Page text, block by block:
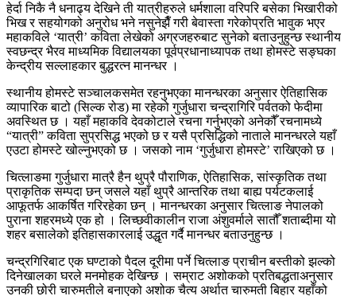
हेर्दा निकै नै धनाढ्य देखिने ती यात्रीहरुले धर्मशाला वरिपरि बसेका भिखारीको
भिख र सहयोगको अनुरोध भने नसुनेझैँ गरी बेवास्ता गरेकोप्रति भावुक भएर
महाकविले ‘यात्री’ कविता लेखेको अग्रजहरुबाट सुनेको बताउनुहुन्छ स्थानीय
स्वछन्द्र भैरव माध्यमिक विद्यालयका पूर्वप्रधानाध्यापक तथा होमस्टे सङ्घका
केन्द्रीय सल्लाहकार बुद्धरत्न मानन्धर ।
स्थानीय होमस्टे सञ्चालकसमेत रहनुभएका मानन्धरका अनुसार ऐतिहासिक
व्यापारिक बाटो (सिल्क रोड) मा रहेको गुर्जुधारा चन्द्रागिरि पर्वतको फेदीमा
अवस्थित छ । यहाँ महाकवि देवकोटाले रचना गर्नुभएको अनेकौँ रचनामध्ये
“यात्री” कविता सुप्रसिद्ध भएको छ र यसै प्रसिद्धिको नाताले मानन्धरले यहाँ
एउटा होमस्टे खोल्नुभएको छ । जसको नाम ‘गुर्जुधारा होमस्टे’ राखिएको छ ।
चित्लाङमा गुर्जुधारा मात्रै हैन थुप्रै पौराणिक, ऐतिहासिक, सांस्कृतिक तथा
प्राकृतिक सम्पदा छन् जसले यहाँ थुप्रै आन्तरिक तथा बाह्य पर्यटकलाई
आफूतर्फ आकर्षित गरिरहेका छन् । मानन्धरका अनुसार चित्लाङ नेपालको
पुराना शहरमध्ये एक हो । लिच्छवीकालीन राजा अंशुवर्माले सातौँ शताब्दीमा यो
शहर बसालेको इतिहासकारलाई उद्धृत गर्दै मानन्धर बताउनुहुन्छ ।
चन्द्रगिरिबाट एक घण्टाको पैदल दूरीमा पर्ने चित्लाङ प्राचीन बस्तीको झल्को
दिनेखालका घरले मनमोहक देखिन्छ । सम्राट अशोकको प्रतिबद्धताअनुसार
उनकी छोरी चारुमतीले बनाएको अशोक चैत्य अर्थात चारुमती बिहार यहाँको